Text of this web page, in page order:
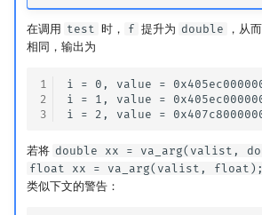
在调用 test 时， f 提升为 double ，从
相同，输出为
1
2
3
i = 0, value =
i = 1, value =
若将 double xx = va_arg(valist,
float xx = va_arg(valist, float);
类似下文的警告：